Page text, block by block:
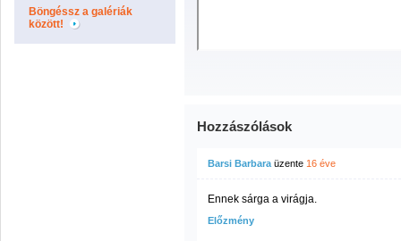
Böngéssz a galériák
között!
Hozzászólások
Barsi Barbara üzente 16 éve
Ennek sárga a virágja.
Előzmény